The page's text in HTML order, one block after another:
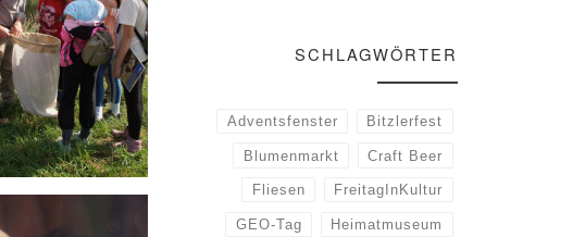
SCHLAGWÖRTER
Adventsfenster Bitzlerfest
Blumenmarkt Craft Beer
Fliesen FreitagInKultur
GEO-Tag Heimatmuseum